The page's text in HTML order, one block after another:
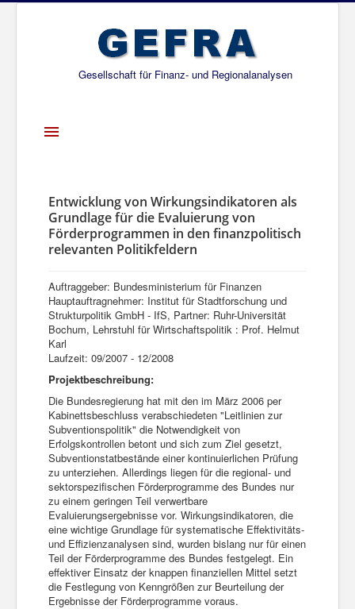
Gesellschaft für Finanz- und Regionalanalysen
Toggle
Über uns
Projekte
Publikationen
Gesellschafter
Netzwerk
Entwicklung von Wirkungsindikatoren als
Grundlage für die Evaluierung von
Förderprogrammen in den finanzpolitisch
relevanten Politikfeldern
Auftraggeber: Bundesministerium für Finanzen
Hauptauftragnehmer: Institut für Stadtforschung und
Strukturpolitik GmbH - IfS, Partner: Ruhr-Universität
Bochum, Lehrstuhl für Wirtschaftspolitik : Prof. Helmut
Karl
Laufzeit: 09/2007 - 12/2008
Projektbeschreibung:
Die Bundesregierung hat mit den im März 2006 per
Kabinettsbeschluss verabschiedeten "Leitlinien zur
Subventionspolitik" die Notwendigkeit von
Erfolgskontrollen betont und sich zum Ziel gesetzt,
Subventionstatbestände einer kontinuierlichen Prüfung
zu unterziehen. Allerdings liegen für die regional- und
sektorspezifischen Förderprogramme des Bundes nur
zu einem geringen Teil verwertbare
Evaluierungsergebnisse vor. Wirkungsindikatoren, die
eine wichtige Grundlage für systematische Effektivitäts-
und Effizienzanalysen sind, wurden bislang nur für einen
Teil der Förderprogramme des Bundes festgelegt. Ein
effektiver Einsatz der knappen finanziellen Mittel setzt
die Festlegung von Kenngrößen zur Beurteilung der
Ergebnisse der Förderprogramme voraus.